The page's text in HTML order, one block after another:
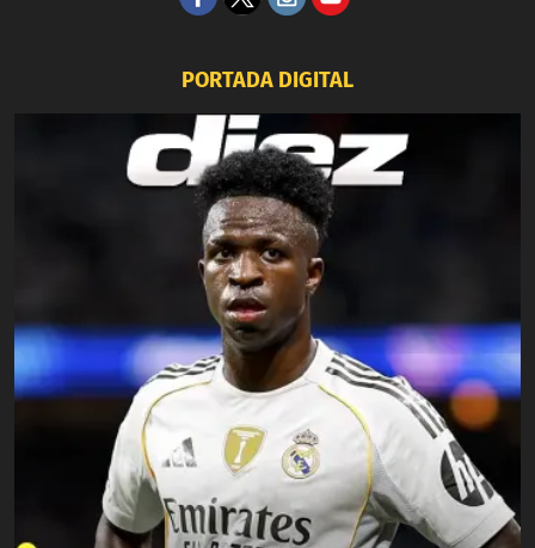
PORTADA DIGITAL